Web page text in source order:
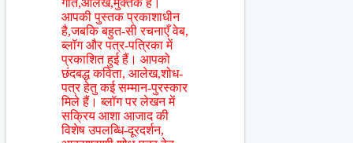
गीत,आलेख,मुक्तक है।
आपकी पुस्तक प्रकाशाधीन
है,जबकि बहुत-सी रचनाएँ वेब,
ब्लॉग और पत्र-पत्रिका में
प्रकाशित हुई हैं। आपको
छंदबद्ध कविता, आलेख,शोध-
पत्र हेतु कई सम्मान-पुरस्कार
मिले हैं। ब्लॉग पर लेखन में
सक्रिय आशा आजाद की
विशेष उपलब्धि-दूरदर्शन,